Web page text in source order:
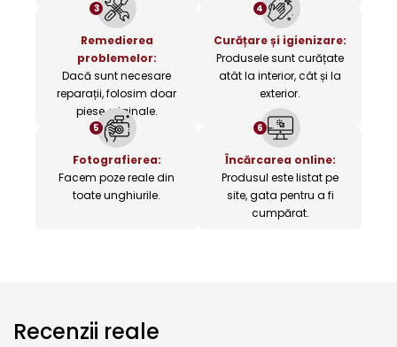
3
Remedierea
problemelor:
Dacă sunt necesare
reparații, folosim doar
piese originale.
4
Curățare și igienizare:
Produsele sunt curățate
atât la interior, cât și la
exterior.
5
Fotografierea:
Facem poze reale din
toate unghiurile.
6
Încărcarea online:
Produsul este listat pe
site, gata pentru a fi
cumpărat.
Recenzii reale